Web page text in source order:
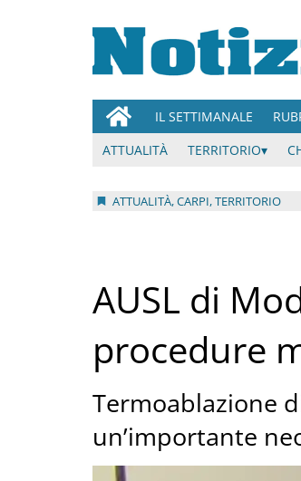
IL SETTIMANALE
ATTUALITÀ
TERRITORIO
ATTUALITÀ, CARPI, TERRITORIO
AUSL di
procedure
Termoablazione
un’importante